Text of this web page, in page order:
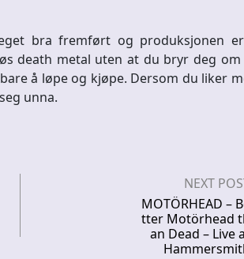
bra fremført og produksjonen
death metal uten at du bryr deg om
å løpe og kjøpe. Dersom du liker
unna.
NEXT
MOTÖRHEAD –
tter Motörhead
an Dead – Live